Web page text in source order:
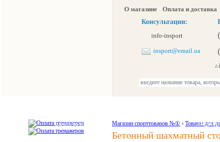
О магазине
Оплата и доставка
Консультации:
info-insport
insport@email.ua
Красота и здоровье Акции и
Магазин спорттоваров №① › Товары для
Бетонный шахматный